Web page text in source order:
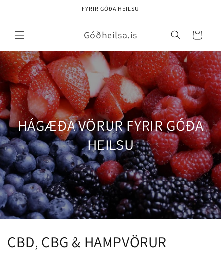
FYRIR GÓÐA HEILSU
Góðheilsa.is Karfa
HÁGÆÐA VÖRUR FYRIR GÓÐA
HEILSU
CBD, CBG & HAMPVÖRUR